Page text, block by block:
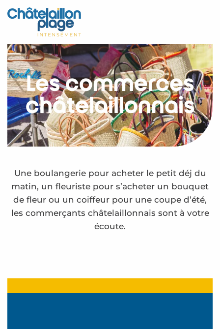
Aller
au
principal
Accueil
Découvrir
Activités
A vivre
Rendez-vous
Votre séjour
Espace Pro
Les commerces
châtelaillonnais
Une boulangerie pour acheter le petit déj du
matin, un fleuriste pour s’acheter un bouquet
de fleur ou un coiffeur pour une coupe d’été,
les commerçants châtelaillonnais sont à votre
écoute.
L'atelier du bien naître par Sophie